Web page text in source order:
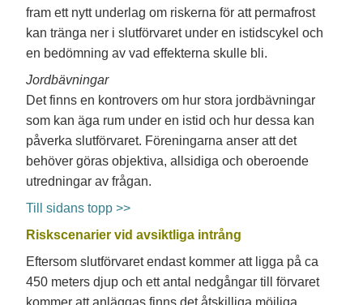
fram ett nytt underlag om riskerna för att permafrost
kan tränga ner i slutförvaret under en istidscykel och
en bedömning av vad effekterna skulle bli.
Jordbävningar
Det finns en kontrovers om hur stora jordbävningar
som kan äga rum under en istid och hur dessa kan
påverka slutförvaret. Föreningarna anser att det
behöver göras objektiva, allsidiga och oberoende
utredningar av frågan.
Till sidans topp >>
Riskscenarier vid avsiktliga intrång
Eftersom slutförvaret endast kommer att ligga på ca
450 meters djup och ett antal nedgångar till förvaret
kommer att anläggas finns det åtskilliga möjliga